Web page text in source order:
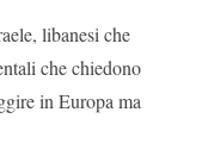
libanesi che
che chiedono
in Europa ma